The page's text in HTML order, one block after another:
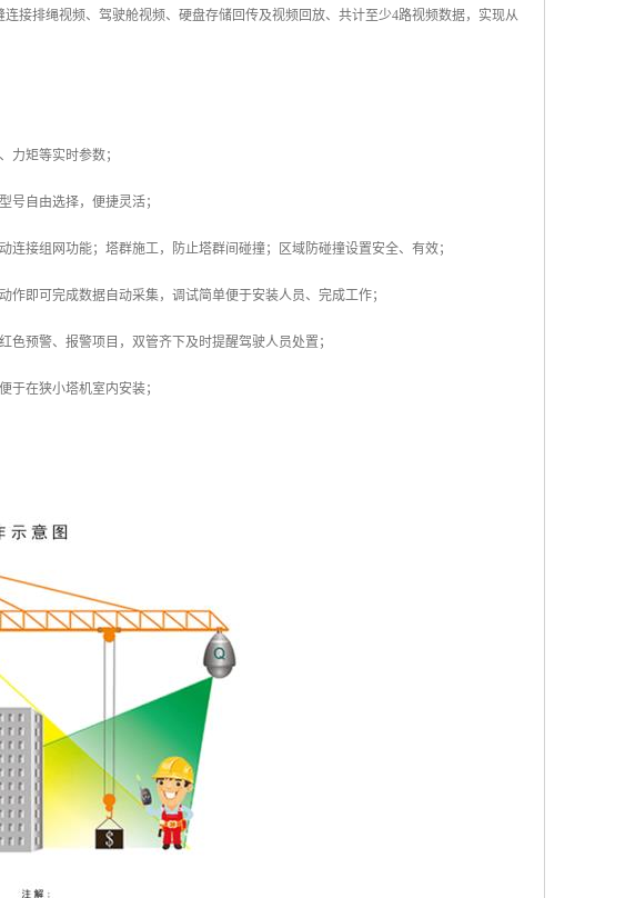
接排绳视频、驾驶舱视频、硬盘存储回传及视频回放、共计至少4路视频数据，实现从
力矩等实时参数；
号自由选择，便捷灵活；
接组网功能；塔群施工，防止塔群间碰撞；区域防碰撞设置安全、有效；
即可完成数据自动采集，调试简单便于安装人员、完成工作；
预警、报警项目，双管齐下及时提醒驾驶人员处置；
于在狭小塔机室内安装；